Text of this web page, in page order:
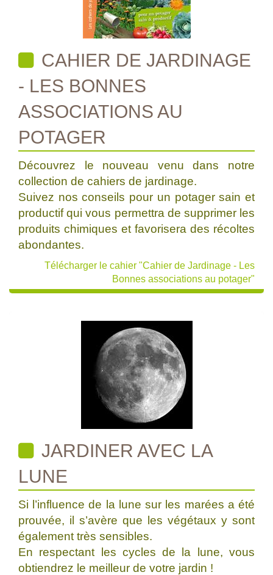
CAHIER DE JARDINAGE
- LES BONNES
ASSOCIATIONS AU
POTAGER
Découvrez le nouveau venu dans notre
collection de cahiers de jardinage.
Suivez nos conseils pour un potager sain et
productif qui vous permettra de supprimer les
produits chimiques et favorisera des récoltes
abondantes.
Télécharger le cahier "Cahier de Jardinage - Les
Bonnes associations au potager"
JARDINER AVEC LA
LUNE
Si l’influence de la lune sur les marées a été
prouvée, il s’avère que les végétaux y sont
également très sensibles.
En respectant les cycles de la lune, vous
obtiendrez le meilleur de votre jardin !